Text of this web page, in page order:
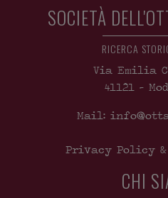
SOCIETÀ
RICERCA
Via Emilia
41121 -
Mail:
Privacy Policy
CHI